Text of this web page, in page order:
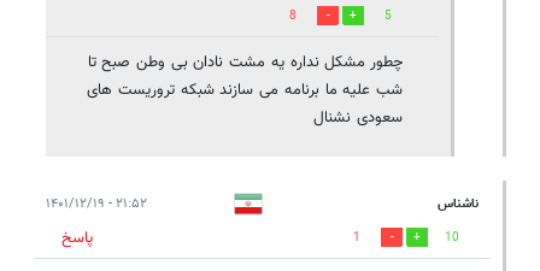
5
8
چطور مشکل نداره یه مشت نادان بی وطن صبح تا
شب علیه ما برنامه می سازند شبکه تروریست های
سعودی نشنال
ناشناس ۲۱:۵۲ - ۱۴۰۱/۱۲/۱۹
10
1
پاسخ